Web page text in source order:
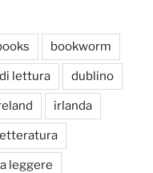
bookworm
lettura dublino
irlanda
leggere